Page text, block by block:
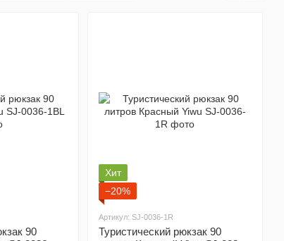
90
Хит
−20%
Артикул: SJ-0036-1R
Туристический рюкзак 90